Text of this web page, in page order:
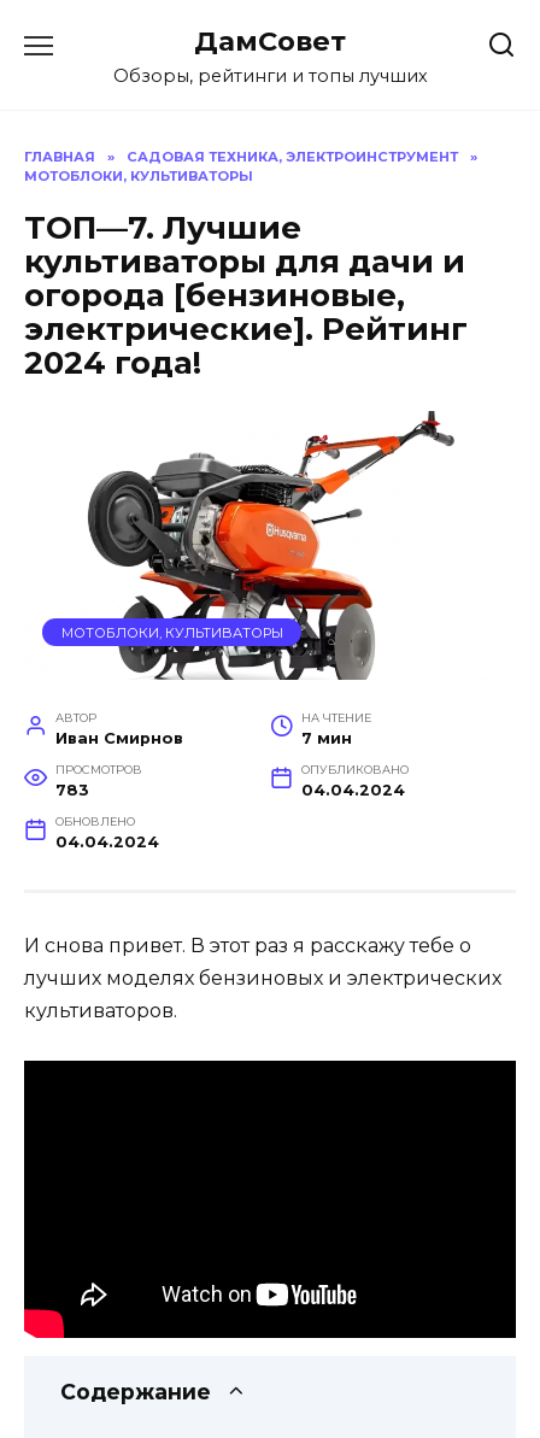
содержанию
ДамСовет
Обзоры, рейтинги и топы лучших
ГЛАВНАЯ » САДОВАЯ ТЕХНИКА, ЭЛЕКТРОИНСТРУМЕНТ
»
МОТОБЛОКИ, КУЛЬТИВАТОРЫ
ТОП—7. Лучшие
культиваторы для дачи и
огорода [бензиновые,
электрические]. Рейтинг
2024 года!
МОТОБЛОКИ, КУЛЬТИВАТОРЫ
АВТОР
Иван Смирнов
НА ЧТЕНИЕ
7 мин
ПРОСМОТРОВ
783
ОПУБЛИКОВАНО
04.04.2024
ОБНОВЛЕНО
04.04.2024
И снова привет. В этот раз я расскажу тебе о
лучших моделях бензиновых и электрических
культиваторов.
Содержание